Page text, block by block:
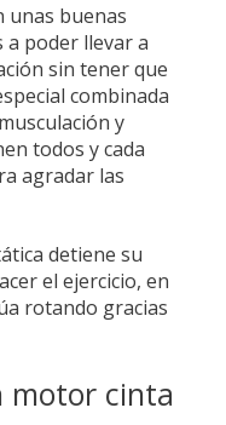
unas buenas
a poder llevar a
sin tener que
combinada
y
todos y cada
agradar las
detiene su
el ejercicio, en
rotando gracias
motor cinta